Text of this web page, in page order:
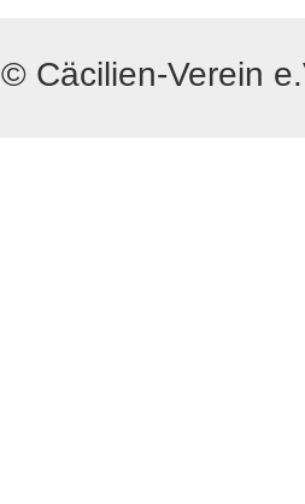
© Cäcilien-Verein